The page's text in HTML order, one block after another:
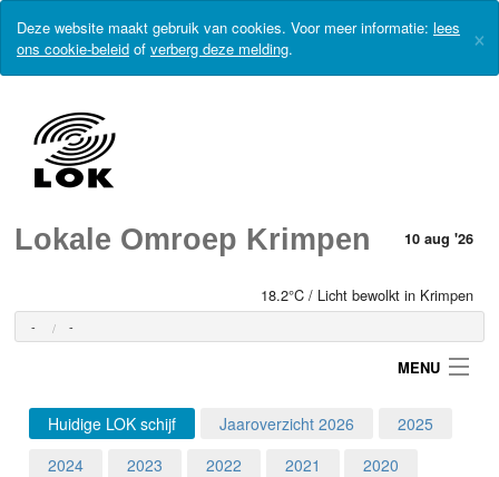
Deze website maakt gebruik van cookies. Voor meer informatie: lees
ons cookie-beleid of verberg deze melding. ×
Lokale Omroep Krimpen 10 aug '26
18.2°C / Licht bewolkt in Krimpen
- -
MENU
Login
Huidige LOK schijf Jaaroverzicht 2026
2025
2024
2023 2022 2021
2020